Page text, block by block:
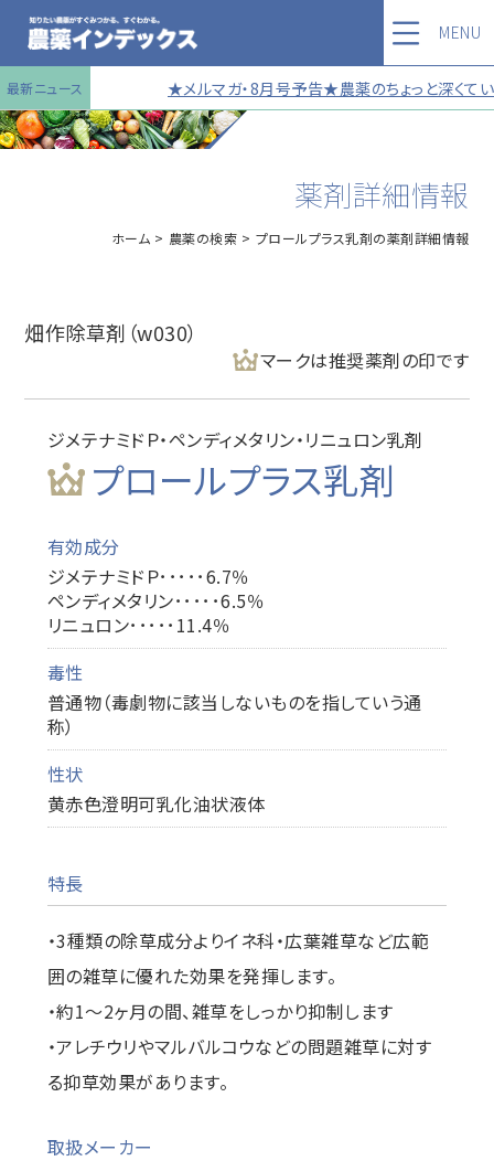
最新ニュース ★メルマガ・8月号予告★農薬のちょっと深
MENU
薬剤詳細情報
ホーム 農薬の検索 プロールプラス乳剤の薬剤詳細情報
畑作除草剤（w030）
マークは推奨薬剤の印です
ジメテナミドＰ・ペンディメタリン・リニュロン乳剤
プロールプラス乳剤
有効成分
ジメテナミドＰ･････6.7％
ペンディメタリン･････6.5％
リニュロン･････11.4％
毒性
普通物（毒劇物に該当しないものを指していう通
称）
性状
黄赤色澄明可乳化油状液体
特長
・3種類の除草成分よりイネ科・広葉雑草など広範
囲の雑草に優れた効果を発揮します。
・約1～2ヶ月の間、雑草をしっかり抑制します
・アレチウリやマルバルコウなどの問題雑草に対す
る抑草効果があります。
取扱メーカー